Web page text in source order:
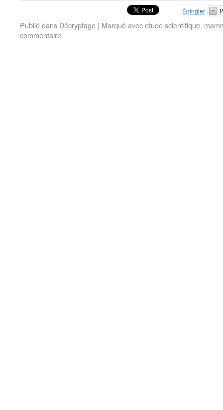
Épingler
Publié dans Décryptage | Marqué avecetude scientifique,
commentaire